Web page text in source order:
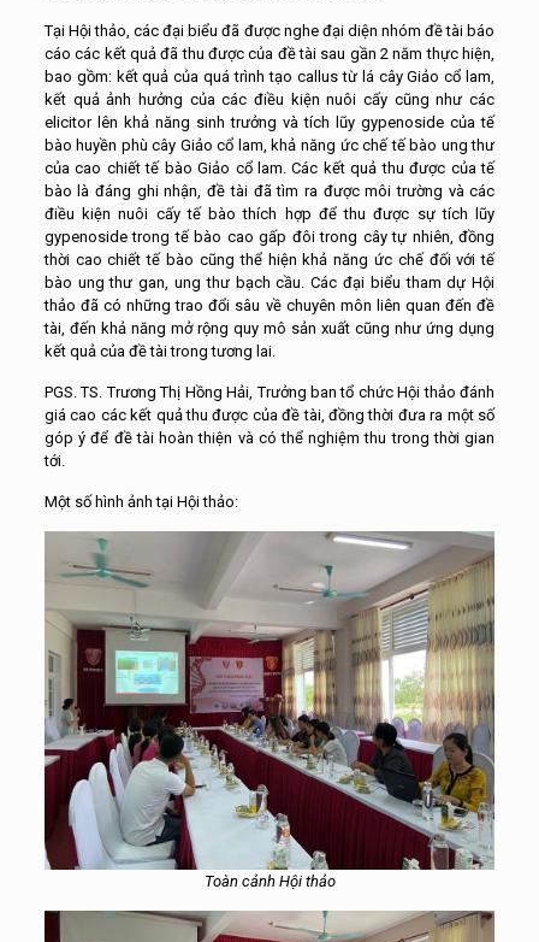
Tại Hội thảo, các đại biểu đã được nghe đại diện nhóm đề tài báo
cáo các kết quả đã thu được của đề tài sau gần 2 năm thực hiện,
bao gồm: kết quả của quá trình tạo callus từ lá cây Giảo cổ lam,
kết quả ảnh hưởng của các điều kiện nuôi cấy cũng như các
elicitor lên khả năng sinh trưởng và tích lũy gypenoside của tế
bào huyền phù cây Giảo cổ lam, khả năng ức chế tế bào ung thư
của cao chiết tế bào Giảo cổ lam. Các kết quả thu được của tế
bào là đáng ghi nhận, đề tài đã tìm ra được môi trường và các
điều kiện nuôi cấy tế bào thích hợp để thu được sự tích lũy
gypenoside trong tế bào cao gấp đôi trong cây tự nhiên, đồng
thời cao chiết tế bào cũng thể hiện khả năng ức chế đối với tế
bào ung thư gan, ung thư bạch cầu. Các đại biểu tham dự Hội
thảo đã có những trao đổi sâu về chuyên môn liên quan đến đề
tài, đến khả năng mở rộng quy mô sản xuất cũng như ứng dụng
kết quả của đề tài trong tương lai.
PGS. TS. Trương Thị Hồng Hải, Trưởng ban tổ chức Hội thảo đánh
giá cao các kết quả thu được của đề tài, đồng thời đưa ra một số
góp ý để đề tài hoàn thiện và có thể nghiệm thu trong thời gian
tới.
Một số hình ảnh tại Hội thảo:
Toàn cảnh Hội thảo